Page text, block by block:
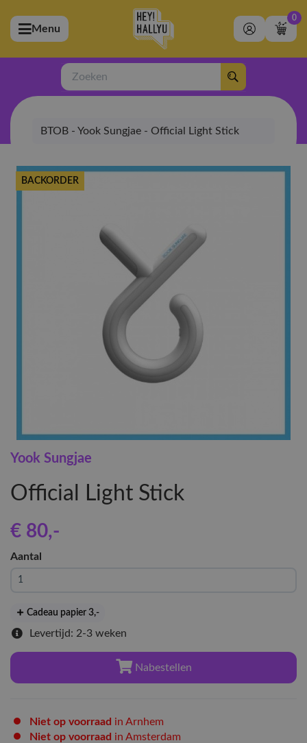
(Artiesten)
(Merchandise)
(Exclusive)
(Winkel)
Menu
0
Zoeken
BTOB - Yook Sungjae - Official Light Stick
BACKORDER
Yook Sungjae
Official Light Stick
€ 80,-
Aantal
Cadeau papier 3,-
Levertijd: 2-3 weken
Nabestellen
Niet op voorraad in Arnhem
Niet op voorraad in Amsterdam